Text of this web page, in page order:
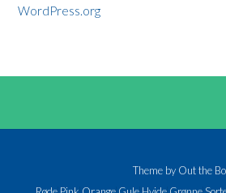
WordPress.org
Theme by Out the